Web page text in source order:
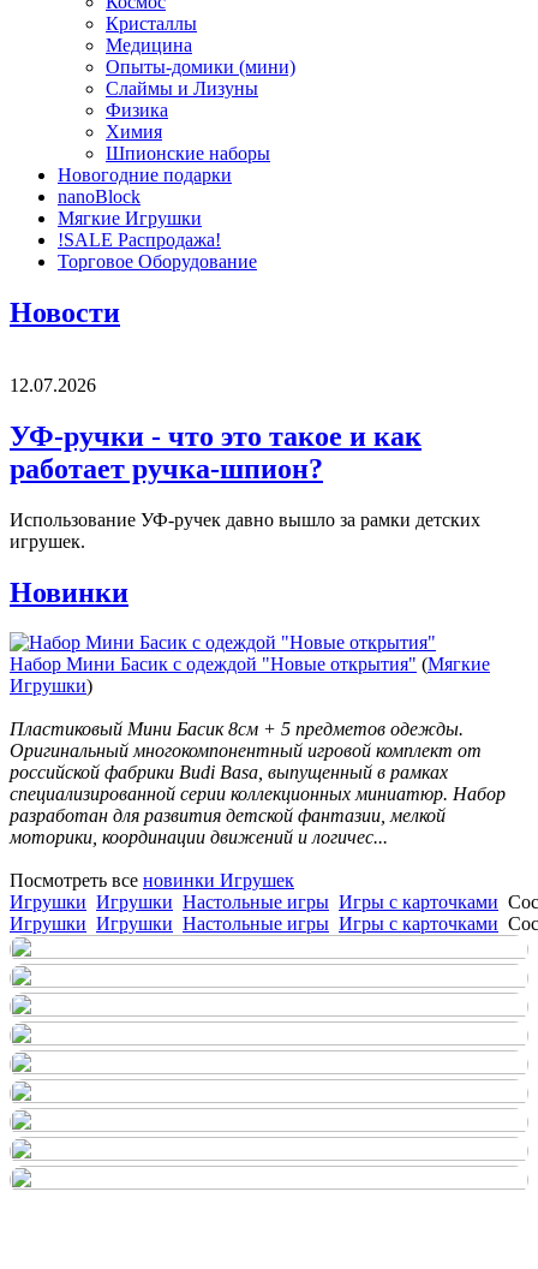
Кристаллы
Медицина
Опыты-домики (мини)
Слаймы и Лизуны
Физика
Химия
Шпионские наборы
Новогодние подарки
nanoBlock
Мягкие Игрушки
!SALE Распродажа!
Торговое Оборудование
Новости
12.07.2026
УФ-ручки - что это такое и как
работает ручка-шпион?
Использование УФ-ручек давно вышло за рамки детских
игрушек.
Новинки
Набор Мини Басик с одеждой "Новые открытия" (Мягкие
Игрушки)
Пластиковый Мини Басик 8см + 5 предметов одежды.
Оригинальный многокомпонентный игровой комплект от
российской фабрики Budi Basa, выпущенный в рамках
специализированной серии коллекционных миниатюр. Набор
разработан для развития детской фантазии, мелкой
моторики, координации движений и логичес...
Посмотреть все новинки Игрушек
Игрушки Игрушки Настольные игры Игры с карточками
Игрушки Игрушки Настольные игры Игры с карточками